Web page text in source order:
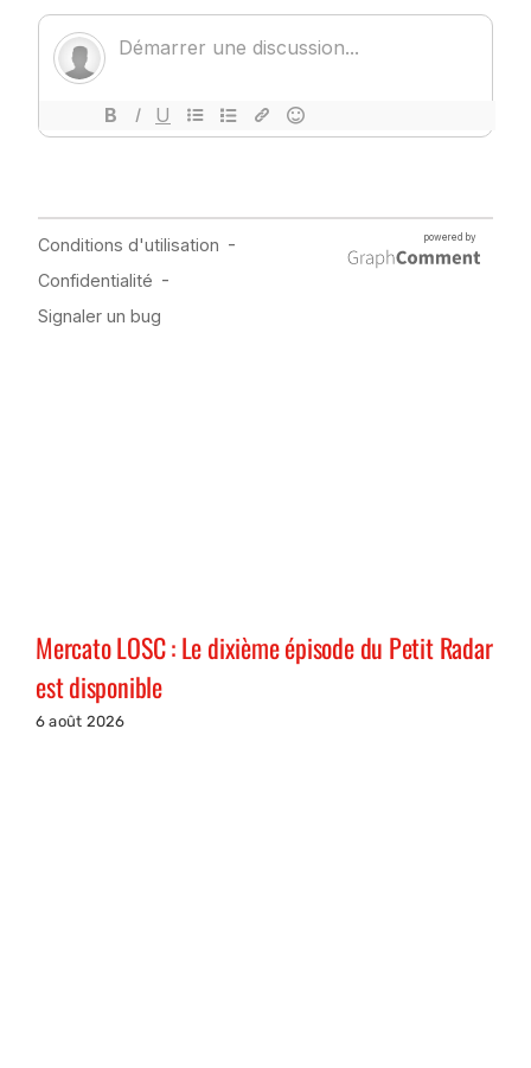
Mercato LOSC : Le dixième épisode du Petit Radar
est disponible
6 août 2026